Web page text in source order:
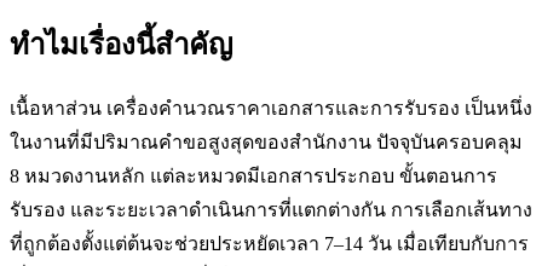
ทำไมเรื่องนี้สำคัญ
เนื้อหาส่วน เครื่องคำนวณราคาเอกสารและการรับรอง เป็นหนึ่ง
ในงานที่มีปริมาณคำขอสูงสุดของสำนักงาน ปัจจุบันครอบคลุม
8 หมวดงานหลัก แต่ละหมวดมีเอกสารประกอบ ขั้นตอนการ
รับรอง และระยะเวลาดำเนินการที่แตกต่างกัน การเลือกเส้นทาง
ที่ถูกต้องตั้งแต่ต้นจะช่วยประหยัดเวลา 7–14 วัน เมื่อเทียบกับการ